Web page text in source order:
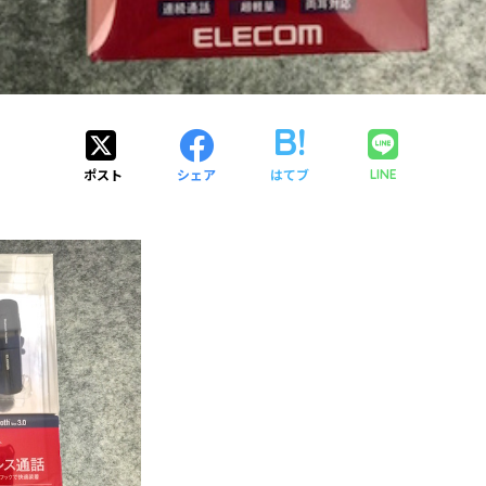
ポスト シェア はてブ LINE